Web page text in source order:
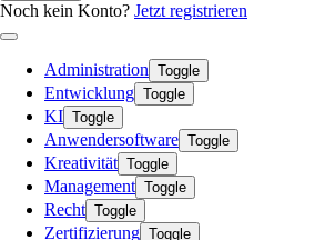
Noch kein Konto? Jetzt registrieren
Administration Toggle
Entwicklung Toggle
KI Toggle
Anwendersoftware Toggle
Kreativität Toggle
Management Toggle
Recht Toggle
Zertifizierung Toggle